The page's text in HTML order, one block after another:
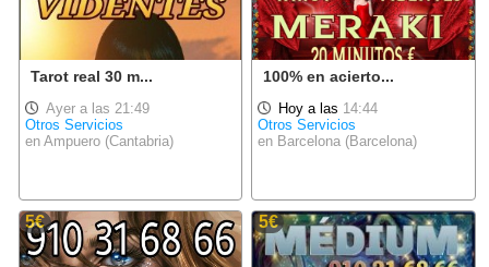
Tarot real 30 m...
Ayer a las 21:49
Otros Servicios
en Ampuero (Cantabria)
100% en acierto...
Hoy a las 14:44
Otros Servicios
en Barcelona (Barcelona)
5€ 5€